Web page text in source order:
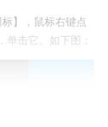
】，鼠标右键点
击它。如下图：